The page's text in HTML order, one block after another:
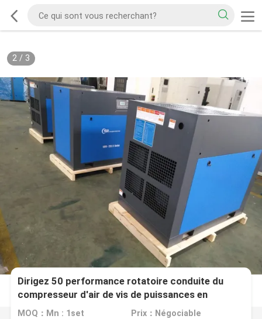
2/ 3
Dirigez 50 performance rotatoire conduite du
compresseur d'air de vis de puissances en
chevaux la haute 37kw
MOQ：Mn : 1set Prix：Négociable